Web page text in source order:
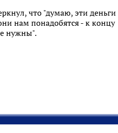
что "думаю, эти деньги
нам понадобятся - к концу
нужны".